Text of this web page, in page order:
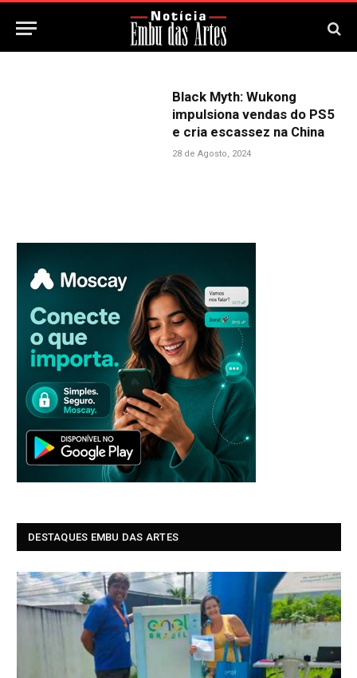
Black Myth: Wukong
impulsiona vendas do PS5
e cria escassez na China
28 de Agosto, 2024
DESTAQUES EMBU DAS ARTES